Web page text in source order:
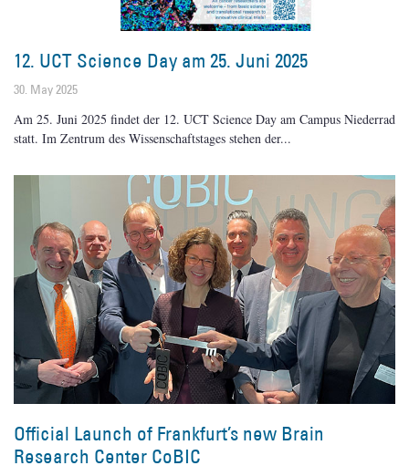
12. UCT Science Day am 25. Juni 2025
30. May 2025
Am 25. Juni 2025 findet der 12. UCT Science Day am Campus Niederrad
statt. Im Zentrum des Wissenschaftstages stehen der
Official Launch of Frankfurt’s new Brain
Research Center CoBIC